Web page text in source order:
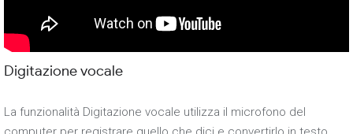
Digitazione vocale
La funzionalità Digitazione vocale utilizza il microfono del